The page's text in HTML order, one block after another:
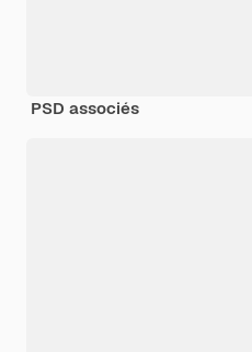
PSD associés